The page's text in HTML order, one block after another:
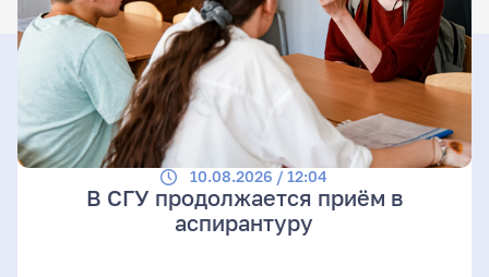
10.08.2026 / 12:04
В СГУ продолжается приём в
аспирантуру